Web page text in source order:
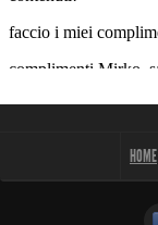
HOME